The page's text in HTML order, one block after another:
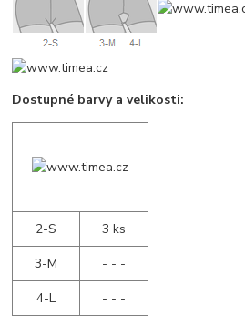
Dostupné barvy a velikosti:
2-S
3 ks
3-M
- - -
4-L
- - -